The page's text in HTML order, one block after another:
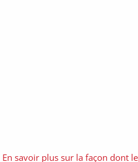
En savoir plus sur la façon dont